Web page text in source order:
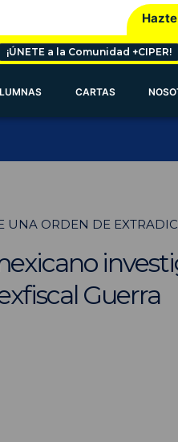
¡ÚNETE a la Comunidad +CIPER!
CARTAS
UNA ORDEN DE
Guerra